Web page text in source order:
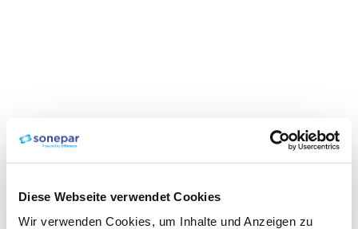
Diese Webseite verwendet Cookies
Wir verwenden Cookies, um Inhalte und Anzeigen zu